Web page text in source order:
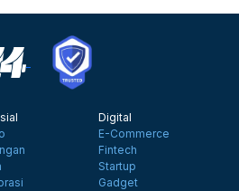
Digital
E-Commerce
Fintech
Startup
Gadget